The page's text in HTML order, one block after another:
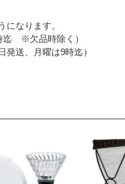
なります。
※欠品時除く）
送、月曜は9時迄）